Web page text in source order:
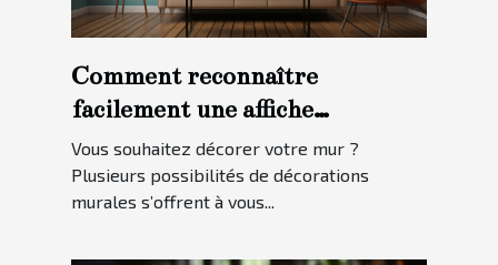
Comment reconnaître
facilement une affiche
personnalisée ?
Vous souhaitez décorer votre mur ?
Plusieurs possibilités de décorations
murales s’offrent à vous...